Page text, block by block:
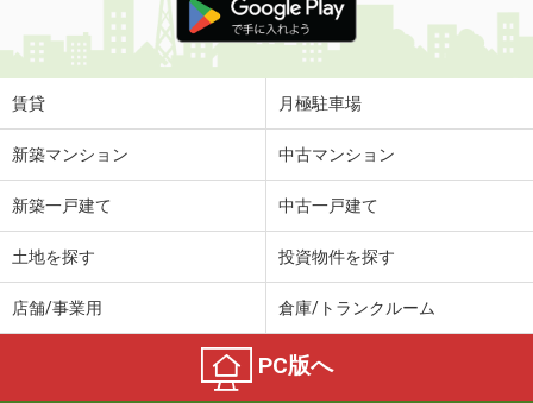
賃貸 月極駐車場
新築マンション 中古マンション
新築一戸建て 中古一戸建て
土地を探す 投資物件を探す
店舗/事業用 倉庫/トランクルーム
PC版へ